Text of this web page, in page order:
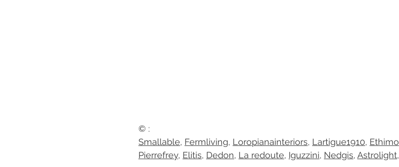
© :
Smallable, Fermliving, Loropianainteriors, Lartigue1910, Ethimo
Pierrefrey, Elitis, Dedon, La redoute, Iguzzini, Nedgis, Astrolight,